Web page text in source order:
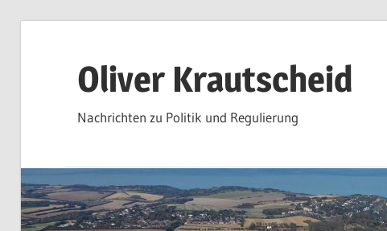
Oliver Krautscheid
Nachrichten zu Politik und Regulierung